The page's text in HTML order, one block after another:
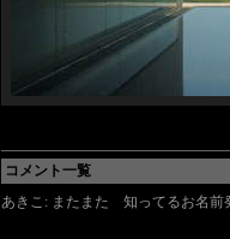
コメント一覧
あきこ: またまた 知ってるお名